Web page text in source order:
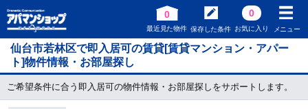
0
最近見た物件 保存した条件
0
お気に入り メニュー
仙台市若林区で即入居可の賃貸[賃貸マンション・アパー
ト]物件情報・お部屋探し
ご希望条件に合う即入居可の物件情報・お部屋探しをサポートします。